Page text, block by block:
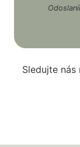
Sledujte